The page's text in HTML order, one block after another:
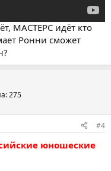
МАСТЕРС идёт кто
Ронни сможет
275
#4
юношеские